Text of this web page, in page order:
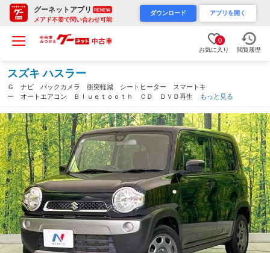
グーネットアプリ RENEW
メアド不要で問い合わせ可能
ダウンロード アプリを開く
0
お気に入り 閲覧履歴
スズキ ハスラー
Ｇ ナビ バックカメラ 衝突軽減 シートヒーター スマートキ
ー オートエアコン Ｂｌｕｅｔｏｏｔｈ ＣＤ ＤＶＤ再生 フ
ルセグ アイドリングストップ 横滑り防止装置 プライバシーガ
ラス 電動格納ドアミラー（宮城県）
もっと見る